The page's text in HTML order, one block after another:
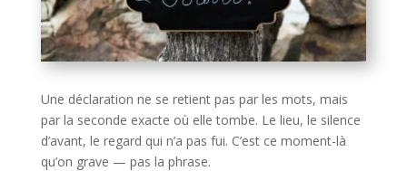
Une déclaration ne se retient pas par les mots, mais
par la seconde exacte où elle tombe. Le lieu, le silence
d’avant, le regard qui n’a pas fui. C’est ce moment-là
qu’on grave — pas la phrase.